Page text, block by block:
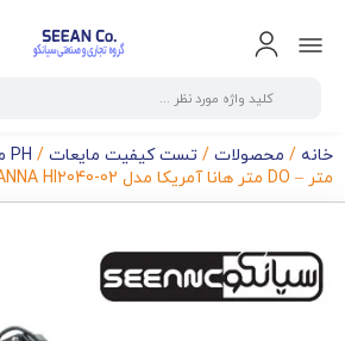
خانه / محصولات / تست کیفیت مایعات / PH متر | اسید سنج
متر – DO متر هانا آمریکا مدل EDGE HANNA HI2040-02